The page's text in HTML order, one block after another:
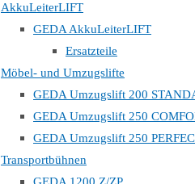
AkkuLeiterLIFT
GEDA AkkuLeiterLIFT
Ersatzteile
Möbel- und Umzugslifte
GEDA Umzugslift 200
GEDA Umzugslift 250
GEDA Umzugslift 250
Transportbühnen